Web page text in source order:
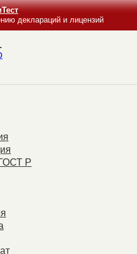
деклараций и лицензий
Р